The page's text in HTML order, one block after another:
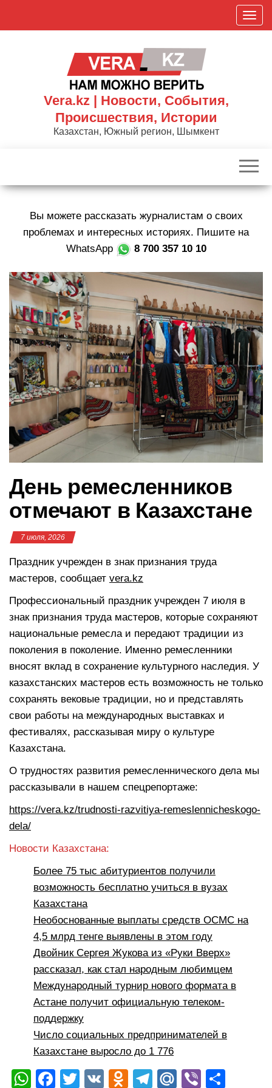
П
о
к
р
и
а
ц
и
ю
Vera.kz | Новости, События,
Происшествия, Истории
Казахстан, Южный регион, Шымкент
Вы можете рассказать журналистам о своих
проблемах и интересных историях. Пишите на
WhatsApp
8 700 357 10 10
День ремесленников
отмечают в Казахстане
7 июля, 2026
Праздник учрежден в знак признания труда
мастеров, сообщает vera.kz
Профессиональный праздник учрежден 7 июля в
знак признания труда мастеров, которые сохраняют
национальные ремесла и передают традиции из
поколения в поколение. Именно ремесленники
вносят вклад в сохранение культурного наследия. У
казахстанских мастеров есть возможность не только
сохранять вековые традиции, но и представлять
свои работы на международных выставках и
фестивалях, рассказывая миру о культуре
Казахстана.
О трудностях развития ремесленнического дела мы
рассказывали в нашем спецрепортаже:
https://vera.kz/trudnosti-razvitiya-remeslennicheskogo-
dela/
Новости Казахстана:
Более 75 тыс абитуриентов получили
возможность бесплатно учиться в вузах
Казахстана
Необоснованные выплаты средств ОСМС на
4,5 млрд тенге выявлены в этом году
Двойник Сергея Жукова из «Руки Вверх»
рассказал, как стал народным любимцем
Международный турнир нового формата в
Астане получит официальную телеком-
поддержку
Число социальных предпринимателей в
Казахстане выросло до 1 776
W F
T
V
O
T
M Vi